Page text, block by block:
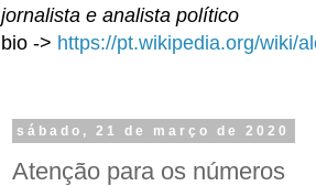
jornalista e analista político
bio -> https://pt.wikipedia.org/wiki/
sábado, 21 de março de 2020
Atenção para os números